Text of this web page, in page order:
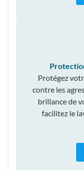
Protégez
contre les
brillance de
facilitez le